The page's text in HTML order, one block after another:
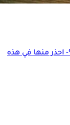
احذر منها في هذه